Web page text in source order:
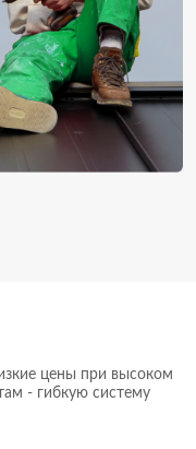
цены при высоком
- гибкую систему